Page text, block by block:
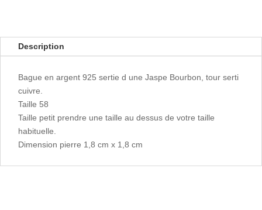
Description
Bague en argent 925 sertie d une Jaspe Bourbon, tour serti
cuivre.
Taille 58
Taille petit prendre une taille au dessus de votre taille
habituelle.
Dimension pierre 1,8 cm x 1,8 cm